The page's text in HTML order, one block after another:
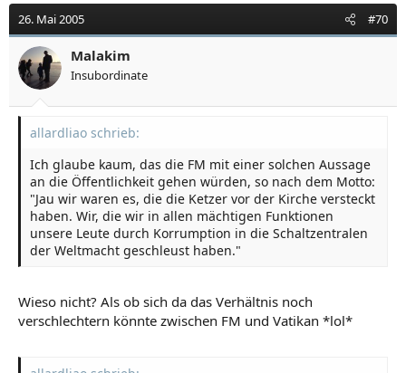
26. Mai 2005 #70
Malakim
Insubordinate
allardliao schrieb:
Ich glaube kaum, das die FM mit einer solchen Aussage
an die Öffentlichkeit gehen würden, so nach dem Motto:
"Jau wir waren es, die die Ketzer vor der Kirche versteckt
haben. Wir, die wir in allen mächtigen Funktionen
unsere Leute durch Korrumption in die Schaltzentralen
der Weltmacht geschleust haben."
Wieso nicht? Als ob sich da das Verhältnis noch
verschlechtern könnte zwischen FM und Vatikan *lol*